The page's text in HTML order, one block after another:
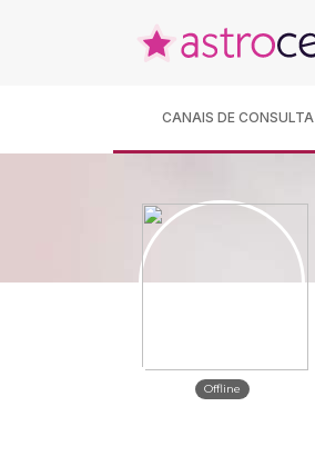
CANAIS DE CONSULTA